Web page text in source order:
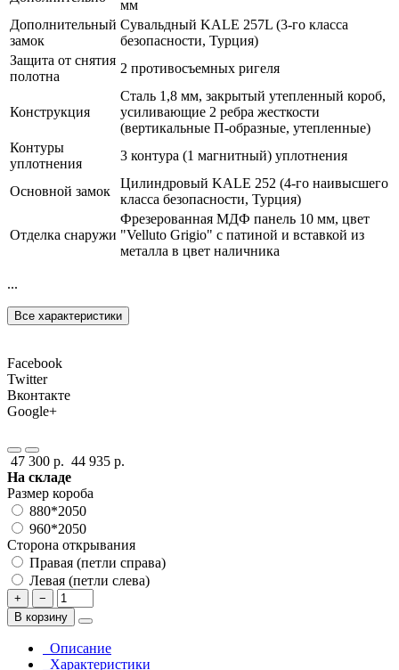
мм
Дополнительный
замок
Сувальдный KALE 257L (3-го класса
безопасности, Турция)
Защита от снятия
полотна
2 противосъемных ригеля
Конструкция
Сталь 1,8 мм, закрытый утепленный короб,
усиливающие 2 ребра жесткости
(вертикальные П-образные, утепленные)
Контуры
уплотнения
3 контура (1 магнитный) уплотнения
Основной замок
Цилиндровый KALE 252 (4-го наивысшего
класса безопасности, Турция)
Отделка снаружи
Фрезерованная МДФ панель 10 мм, цвет
"Velluto Grigio" с патиной и вставкой из
металла в цвет наличника
...
Все характеристики
Facebook
Twitter
Вконтакте
Google+
47 300 р. 44 935 р.
На складе
Размер короба
880*2050
960*2050
Сторона открывания
Правая (петли справа)
Левая (петли слева)
+
−
В корзину
Описание
Характеристики